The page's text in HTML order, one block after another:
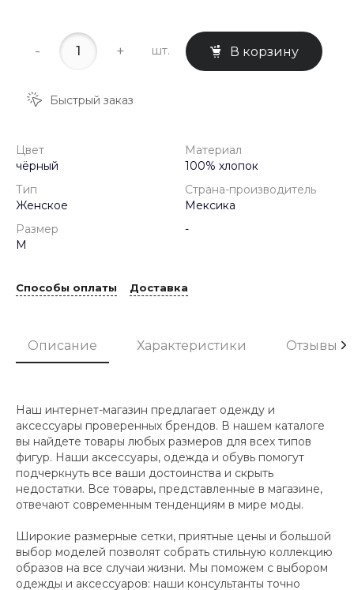
- + шт. В корзину
Быстрый заказ
Цвет
чёрный
Материал
100% хлопок
Тип
Женское
Страна-производитель
Мексика
Размер
M
-
Способы оплаты Доставка
Описание Характеристики Отзывы
Наш интернет-магазин предлагает одежду и
аксессуары проверенных брендов. В нашем каталоге
вы найдете товары любых размеров для всех типов
фигур. Наши аксессуары, одежда и обувь помогут
подчеркнуть все ваши достоинства и скрыть
недостатки. Все товары, представленные в магазине,
отвечают современным тенденциям в мире моды.
Широкие размерные сетки, приятные цены и большой
выбор моделей позволят собрать стильную коллекцию
образов на все случаи жизни. Мы поможем с выбором
одежды и аксессуаров: наши консультанты точно